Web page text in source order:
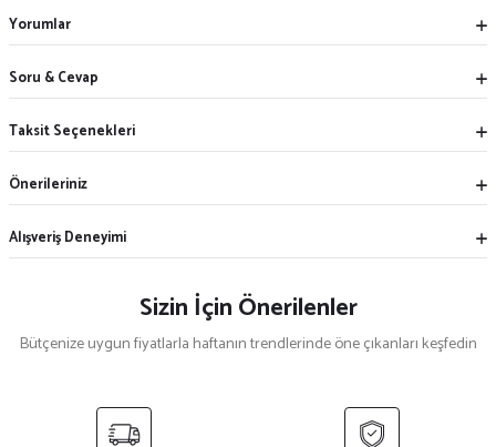
Yorumlar
Soru & Cevap
Taksit Seçenekleri
Önerileriniz
Alışveriş Deneyimi
Sizin İçin Önerilenler
Bütçenize uygun fiyatlarla haftanın trendlerinde öne çıkanları keşfedin
Prada 0Pr A13S Siyah Kadın Güneş Gözlüğü